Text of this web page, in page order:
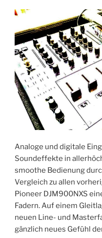
Analoge und digitale
Soundeffekte in
smoothe Bedienung
Vergleich zu allen
Pioneer DJM900NXS
Fadern. Auf einem
neuen Line- und
gänzlich neues Gefühl